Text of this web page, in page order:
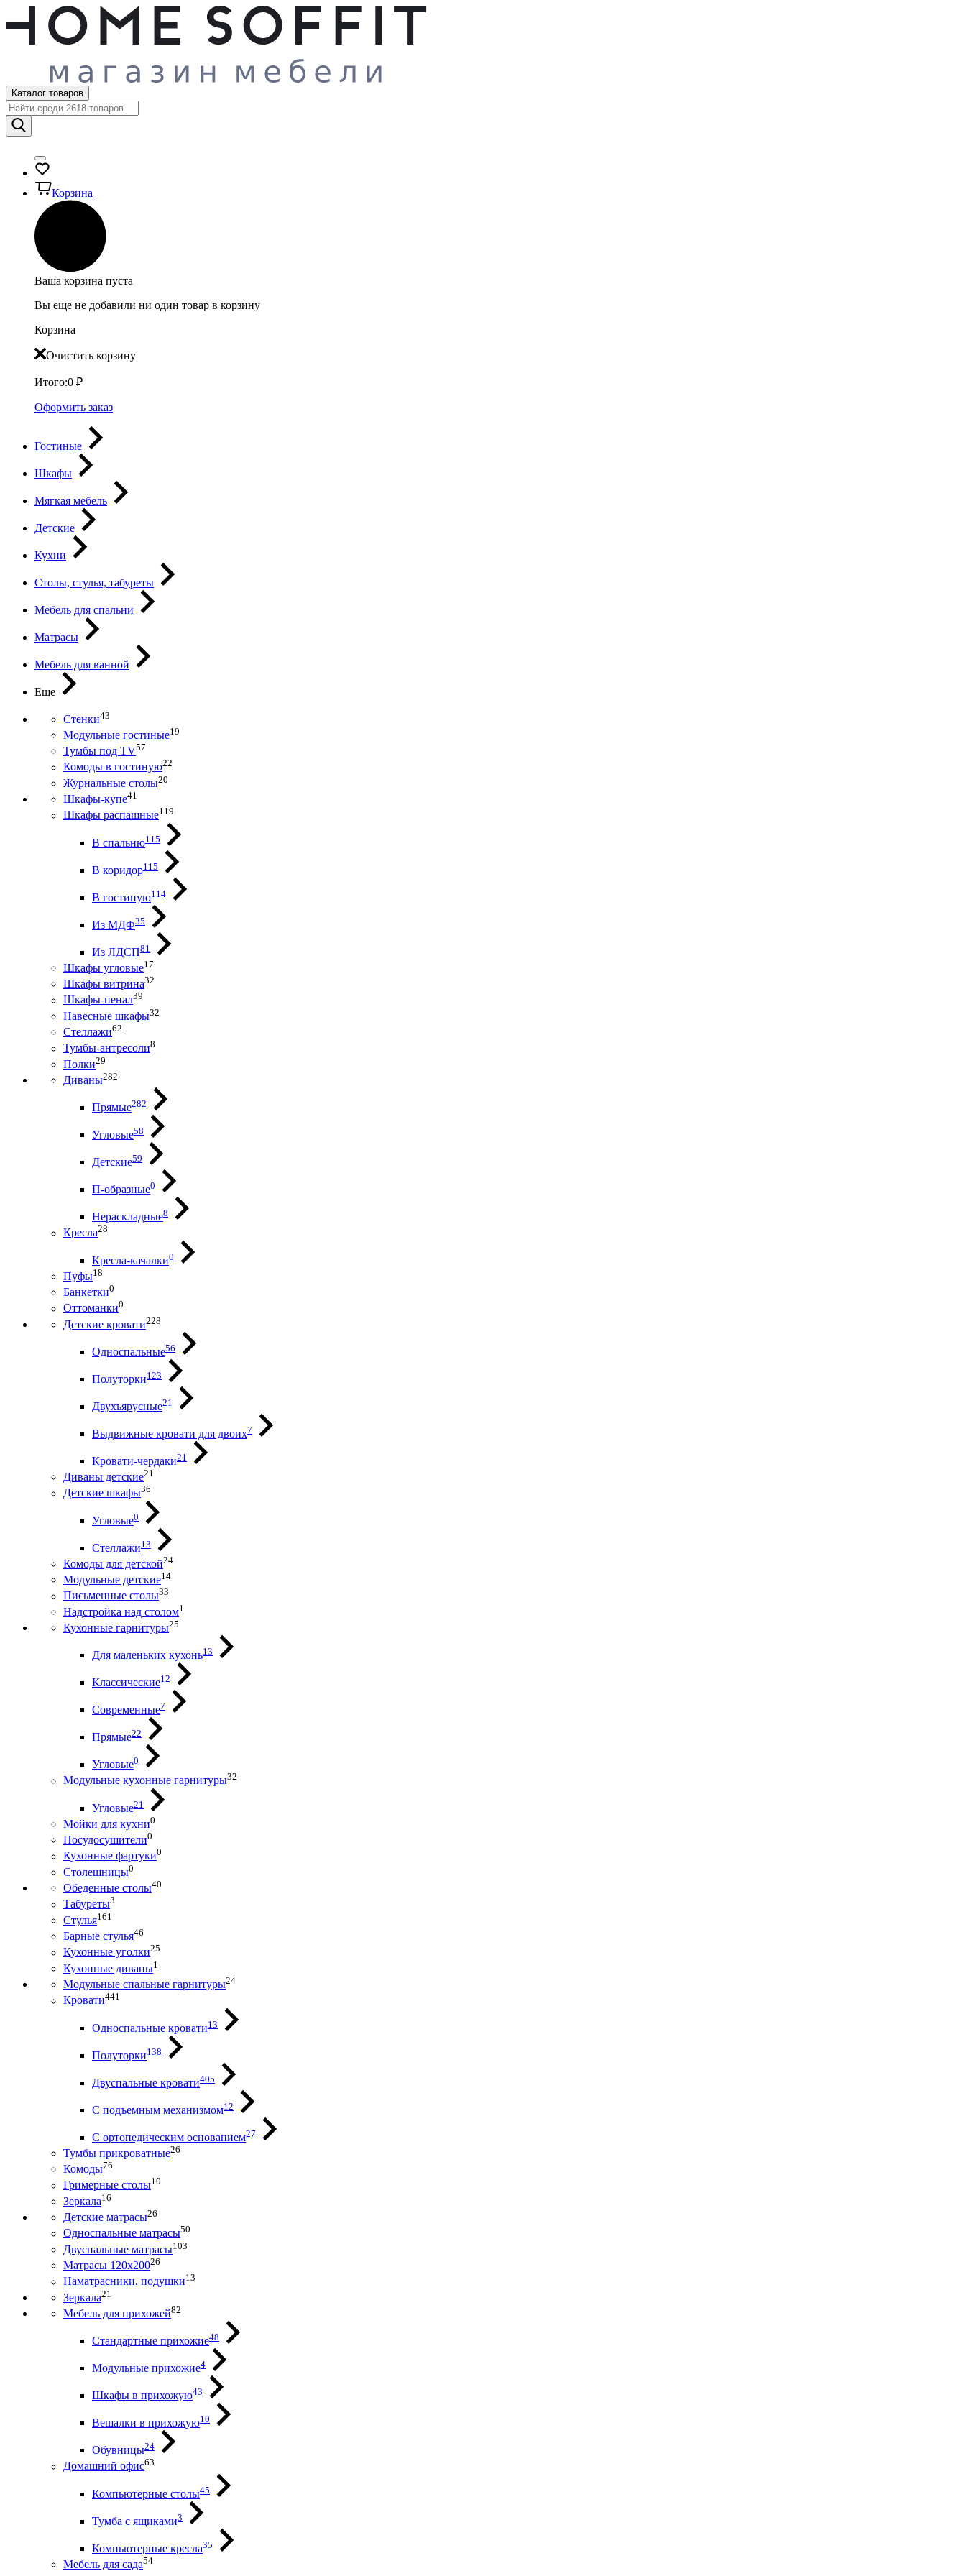
Каталог товаров
Корзина
Ваша корзина пуста
Вы еще не добавили ни один товар в корзину
Корзина
Очистить корзину
Итого:0 ₽
Оформить заказ
Гостиные
Шкафы
Мягкая мебель
Детские
Кухни
Столы, стулья, табуреты
Мебель для спальни
Матрасы
Мебель для ванной
Еще
Стенки43
Модульные гостиные19
Тумбы под ТV57
Комоды в гостиную22
Журнальные столы20
Шкафы-купе41
Шкафы распашные119
В спальню115
В коридор115
В гостиную114
Из МДФ35
Из ЛДСП81
Шкафы угловые17
Шкафы витрина32
Шкафы-пенал39
Навесные шкафы32
Стеллажи62
Тумбы-антресоли8
Полки29
Диваны282
Прямые282
Угловые58
Детские59
П-образные0
Нераскладные8
Кресла28
Кресла-качалки0
Пуфы18
Банкетки0
Оттоманки0
Детские кровати228
Односпальные56
Полуторки123
Двухъярусные21
Выдвижные кровати для двоих7
Кровати-чердаки21
Диваны детские21
Детские шкафы36
Угловые0
Стеллажи13
Комоды для детской24
Модульные детские14
Письменные столы33
Надстройка над столом1
Кухонные гарнитуры25
Для маленьких кухонь13
Классические12
Современные7
Прямые22
Угловые0
Модульные кухонные гарнитуры32
Угловые21
Мойки для кухни0
Посудосушители0
Кухонные фартуки0
Столешницы0
Обеденные столы40
Табуреты3
Стулья161
Барные стулья46
Кухонные уголки25
Кухонные диваны1
Модульные спальные гарнитуры24
Кровати441
Односпальные кровати13
Полуторки138
Двуспальные кровати405
С подъемным механизмом12
С ортопедическим основанием27
Тумбы прикроватные26
Комоды76
Гримерные столы10
Зеркала16
Детские матрасы26
Односпальные матрасы50
Двуспальные матрасы103
Матрасы 120х20026
Наматрасники, подушки13
Зеркала21
Мебель для прихожей82
Стандартные прихожие48
Модульные прихожие4
Шкафы в прихожую43
Вешалки в прихожую10
Обувницы24
Домашний офис63
Компьютерные столы45
Тумба с ящиками3
Компьютерные кресла35
Мебель для сада54